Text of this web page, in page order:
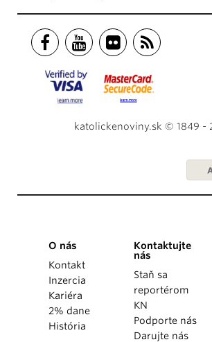
katolickenoviny.sk © 1849 -
O nás
Kontakt
Inzercia
Kariéra
2% dane
História
Kontaktujte
nás
Staň sa
reportérom
KN
Podporte nás
Darujte nás